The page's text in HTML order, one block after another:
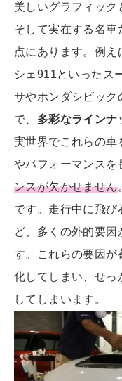
美しいグラフィック
そして実在する名車
点にあります。例
シェ911といったス
サやホンダシビック
で、 多彩なラインナ
実世界でこれらの車
やパフォーマンスを
ンスが欠かせません
です。走行中に飛び
ど、多くの外的要因
す。これらの要因が
化してしまい、せっ
してしまいます。